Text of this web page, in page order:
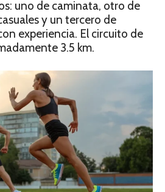
uno de caminata, otro de
y un tercero de
experiencia. El circuito de
3.5 km.